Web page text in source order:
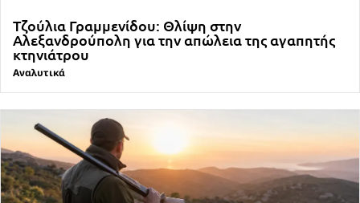
Τζούλια Γραμμενίδου: Θλίψη στην
Αλεξανδρούπολη για την απώλεια της αγαπητής
κτηνιάτρου
Αναλυτικά